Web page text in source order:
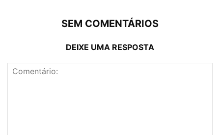
SEM COMENTÁRIOS
DEIXE UMA RESPOSTA